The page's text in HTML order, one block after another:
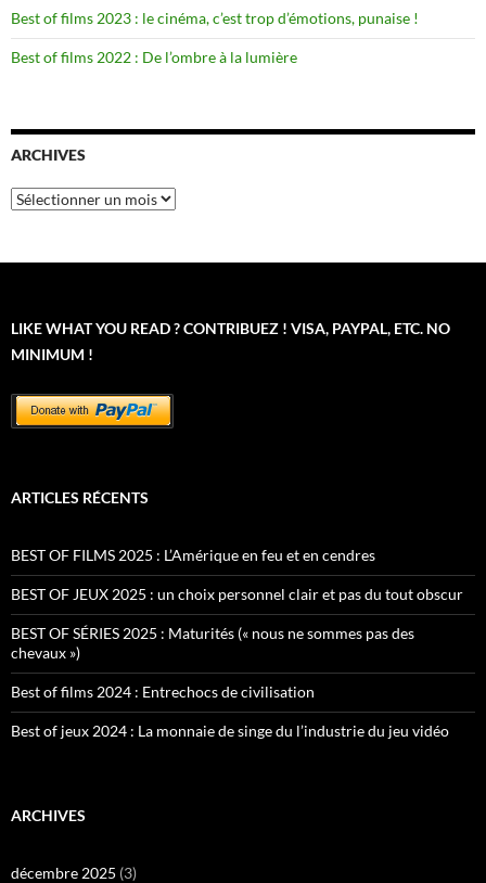
Best of films 2023 : le cinéma, c’est trop d’émotions, punaise !
Best of films 2022 : De l’ombre à la lumière
ARCHIVES
Archives
LIKE WHAT YOU READ ? CONTRIBUEZ ! VISA, PAYPAL, ETC. NO
MINIMUM !
ARTICLES RÉCENTS
BEST OF FILMS 2025 : L’Amérique en feu et en cendres
BEST OF JEUX 2025 : un choix personnel clair et pas du tout obscur
BEST OF SÉRIES 2025 : Maturités (« nous ne sommes pas des
chevaux »)
Best of films 2024 : Entrechocs de civilisation
Best of jeux 2024 : La monnaie de singe du l’industrie du jeu vidéo
ARCHIVES
décembre 2025 (3)